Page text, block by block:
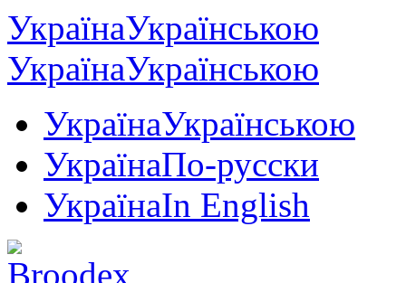
УкраїнаУкраїнською
УкраїнаУкраїнською
УкраїнаУкраїнською
УкраїнаПо-русски
УкраїнаIn English